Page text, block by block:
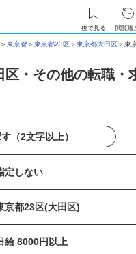
後で見る 閲覧履
＞東京都＞東京都23区＞東京都大田区＞東
区・その他の転職・
定しない
京都23区(大田区)
給 8000円以上